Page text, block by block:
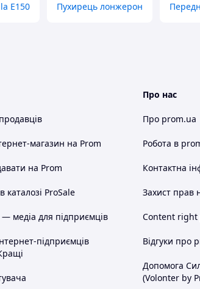
E150 Пухирець лонжерон
магазин на Prom
на Prom
каталозі ProSale
медіа для підприємців
підприємців
Про нас
Про prom.ua
Робота в
Контактна
Захист прав
Content right
Відгуки про
Допомога
(Volonter by